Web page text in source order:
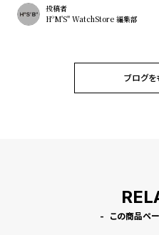
投稿者
HºM'S" WatchStore 編集部
ブログを
この商品ペ